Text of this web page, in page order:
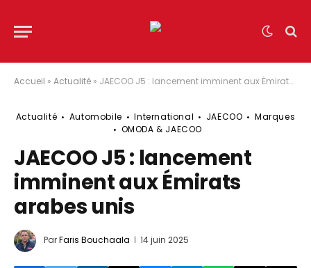
Accueil » Actualité » JAECOO J5 : lancement imminent aux Émirats arabes unis
Actualité Automobile International JAECOO
Marques
OMODA & JAECOO
JAECOO J5 : lancement
imminent aux Émirats
arabes unis
ParFaris Bouchaala 14 juin 2025